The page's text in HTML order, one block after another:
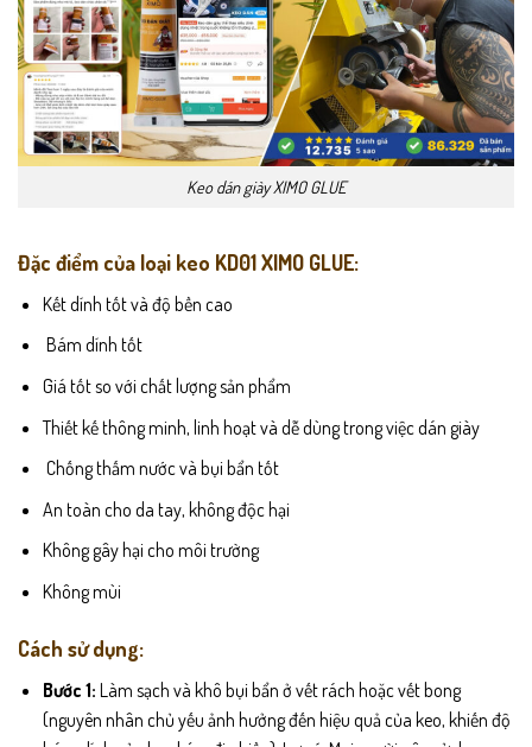
Keo dán giày XIMO GLUE
Đặc điểm của loại keo KD01 XIMO GLUE:
Kết dính tốt và độ bền cao
Bám dính tốt
Giá tốt so với chất lượng sản phẩm
Thiết kế thông minh, linh hoạt và dễ dùng trong việc dán giày
Chống thấm nước và bụi bẩn tốt
An toàn cho da tay, không độc hại
Không gây hại cho môi trường
Không mùi
Cách sử dụng:
Bước 1: Làm sạch và khô bụi bẩn ở vết rách hoặc vết bong
(nguyên nhân chủ yếu ảnh hưởng đến hiệu quả của keo, khiến độ